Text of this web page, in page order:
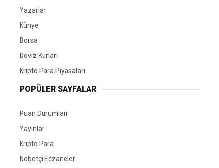
Yazarlar
Künye
Borsa
Döviz Kurları
Kripto Para Piyasaları
POPÜLER SAYFALAR
Puan Durumları
Yayınlar
Kripto Para
Nöbetçi Eczaneler